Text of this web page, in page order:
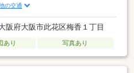
の交通
阪府大阪市此花区梅香１丁目
あり 写真あり